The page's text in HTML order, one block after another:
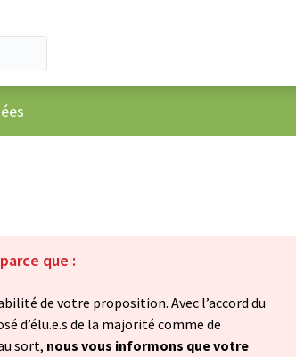
que :
de votre proposition. Avec l’accord du
d’élu.e.s de la majorité comme de
sort, nous vous informons que votre